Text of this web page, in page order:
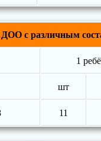
с различным
1
шт
11